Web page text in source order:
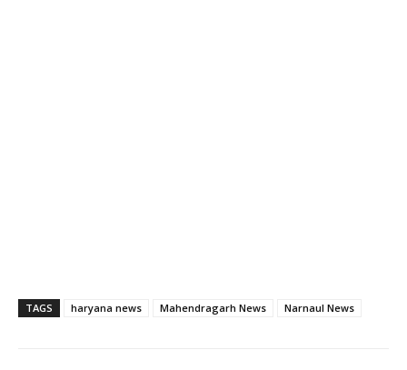
TAGS haryana news Mahendragarh News Narnaul News